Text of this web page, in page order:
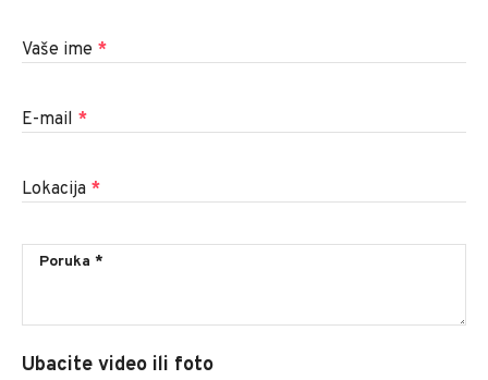
Vaše ime *
E-mail *
Lokacija *
Ubacite video ili foto